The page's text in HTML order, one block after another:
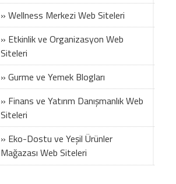
» Wellness Merkezi Web Siteleri
» Etkinlik ve Organizasyon Web
Siteleri
» Gurme ve Yemek Blogları
» Finans ve Yatırım Danışmanlık Web
Siteleri
» Eko-Dostu ve Yeşil Ürünler
Mağazası Web Siteleri